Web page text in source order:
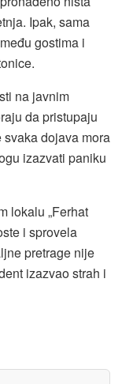
Ipak, sama
gostima i
na javnim
da pristupaju
dojava mora
izazvati paniku
lokalu „Ferhat
i sprovela
pretrage nije
izazvao strah i